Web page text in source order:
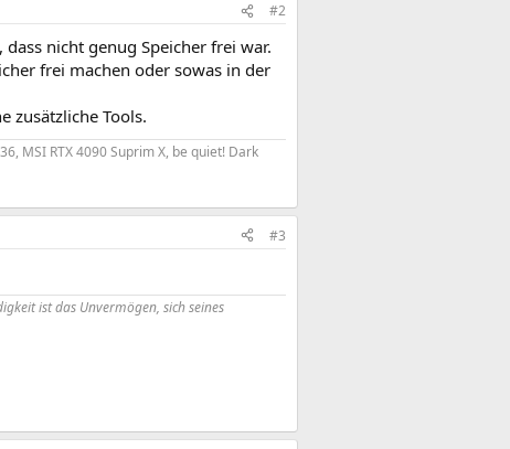
#2
nicht genug Speicher frei war.
frei machen oder sowas in der
zusätzliche Tools.
MSI RTX 4090 Suprim X, be quiet! Dark
#3
ist das Unvermögen, sich seines